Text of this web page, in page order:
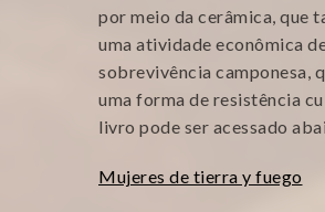
por meio da cerâmica, que
uma atividade econômica
sobrevivência camponesa,
uma forma de resistência
livro pode ser acessado
Mujeres de tierra y fuego